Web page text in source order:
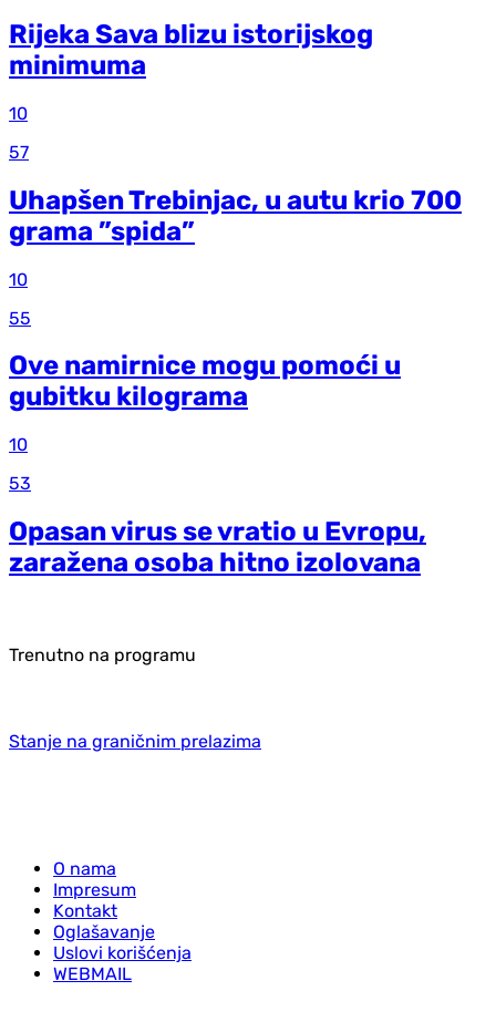
Rijeka Sava blizu istorijskog
minimuma
10
57
Uhapšen Trebinjac, u autu krio 700
grama ”spida”
10
55
Ove namirnice mogu pomoći u
gubitku kilograma
10
53
Opasan virus se vratio u Evropu,
zaražena osoba hitno izolovana
Trenutno na programu
Stanje na graničnim prelazima
O nama
Impresum
Kontakt
Oglašavanje
Uslovi korišćenja
WEBMAIL